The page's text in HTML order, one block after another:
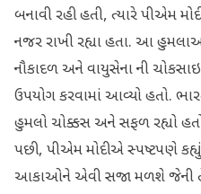
બનાવી રહી હતી, ત્યારે પીએમ
નજર રાખી રહ્યા હતા. આ
નૌકાદળ અને વાયુસેના ની
ઉપયોગ કરવામાં આવ્યો હતો.
હુમલો ચોક્કસ અને સફળ રહ્યો
પછી, પીએમ મોદીએ સ્પષ્ટપણે
આકાઓને એવી સજા મળશે જેની